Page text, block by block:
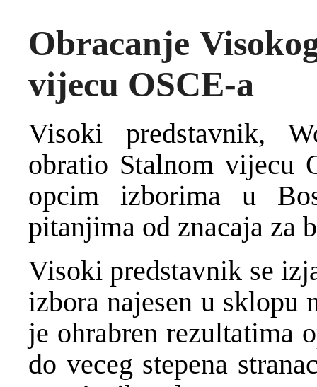
Obracanje
vijecu OSCE-a
Visoki predstavnik,
obratio Stalnom vijecu
opcim izborima u
pitanjima od znacaja za
Visoki predstavnik se
izbora najesen u sklopu
je ohrabren rezultatima
do veceg stepena